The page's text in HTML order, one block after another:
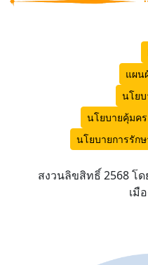
แผน
นโยบ
นโยบายคุ้มค
นโยบายการรัก
สงวนลิขสิทธิ์ 2568 โ
เมื